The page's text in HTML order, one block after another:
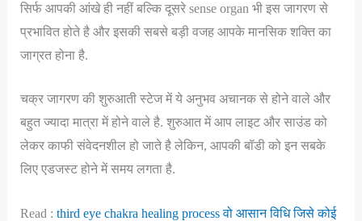
सिर्फ आपकी आंखे ही नहीं बल्कि दूसरे sense organ भी इस जागरण से
प्रभावित होते है और इसकी सबसे बड़ी वजह आपके मानसिक शक्ति का
जाग्रत होना है.
चक्र जागरण की शुरुआती स्टेज में ये अनुभव अचानक से होने वाले और
बहुत ज्यादा मात्रा में होने वाले है. शुरुआत में आप लाइट और साउंड को
लेकर काफी संवेदनशील हो जाते है लेकिन, आपकी बॉडी को इन सबके
लिए एडजस्ट होने में समय लगता है.
Read : third eye chakra healing process वो आसान विधि जिसे कोई